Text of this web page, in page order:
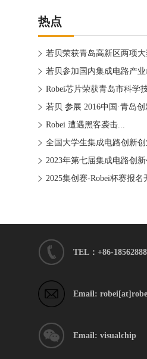
热点
若贝荣获青岛高新区两项
若贝参加国内集成电路产
Robei芯片荣获青岛市科学
若贝 参展 2016中国·青岛
Robei 遭遇黑客袭击...
全国大学生集成电路创新
2025集创赛-Robei杯赛报名
TEL：+86-
Email:
Email: visualchip